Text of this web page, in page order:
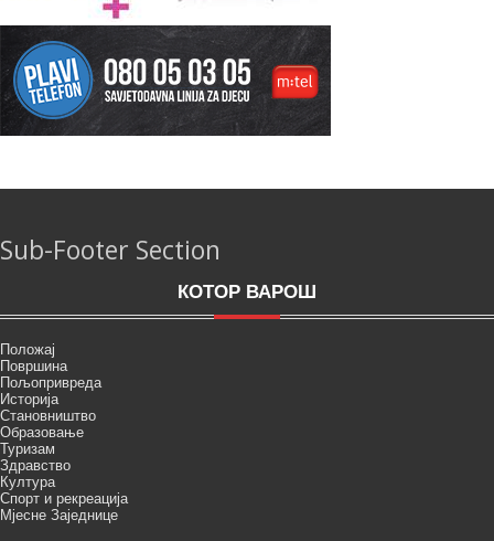
Sub-Footer Section
КОТОР ВАРОШ
Положај
Површина
Пољопривреда
Историја
Становништво
Образовање
Туризам
Здравство
Култура
Спорт и рекреација
Мјесне Заједнице